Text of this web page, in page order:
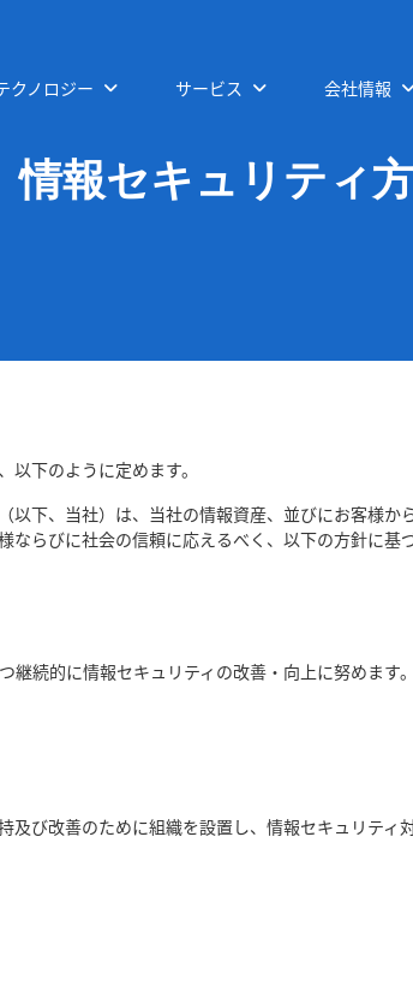
クノロジー サービス 会社情報
情報セキュリティ
以下のように定めます。
以下、当社）は、当社の情報資産、並びにお客様か
ならびに社会の信頼に応えるべく、以下の方針に基
継続的に情報セキュリティの改善・向上に努めます。
及び改善のために組織を設置し、情報セキュリティ